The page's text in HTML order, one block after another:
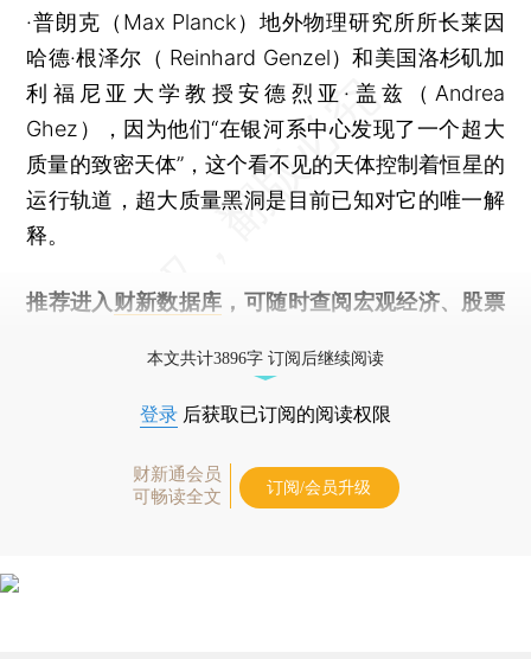
·普朗克（Max Planck）地外物理研究所所长莱因
哈德·根泽尔（ Reinhard Genzel）和美国洛杉矶加
利福尼亚大学教授安德烈亚·盖兹（Andrea
Ghez），因为他们“在银河系中心发现了一个超大
质量的致密天体”，这个看不见的天体控制着恒星的
运行轨道，超大质量黑洞是目前已知对它的唯一解
释。
推荐进入 财新数据库 ，可随时查阅宏观经济、股票
本文共计3896字 订阅后继续阅读
登录 后获取已订阅的阅读权限
财新通会员
可畅读全文
订阅/会员升级